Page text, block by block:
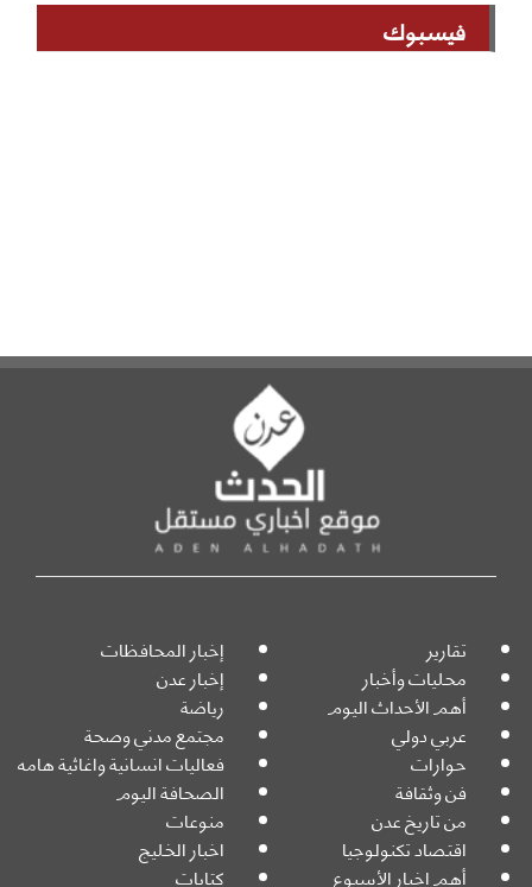
فيسبوك
تقارير إخبار المحافظات
محليات وأخبار إخبار عدن
أهم الأحداث اليوم رياضة
عربي دولي مجتمع مدني وصحة
حوارات فعاليات انسانية واغاثية هامه
فن وثقافة الصحافة اليوم
من تاريخ عدن منوعات
اقتصاد تكنولوجيا اخبار الخليج
أهم اخبار الأسبوع كتابات